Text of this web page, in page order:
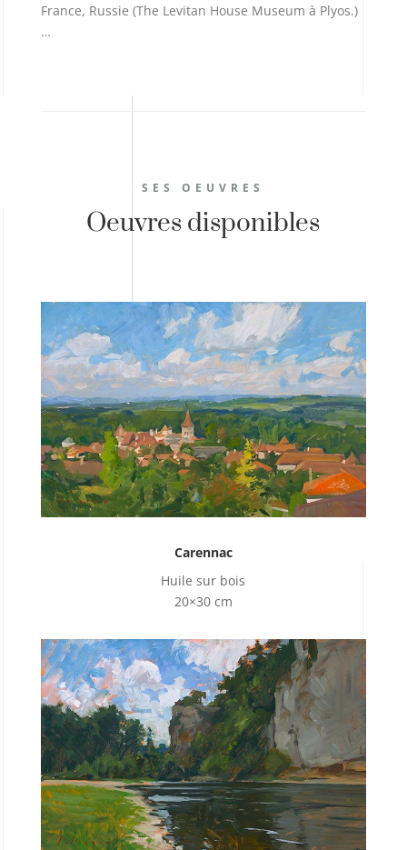
France, Russie (The Levitan House Museum à Plyos.)
…
SES OEUVRES
Oeuvres disponibles
Carennac
Huile sur bois
20×30 cm